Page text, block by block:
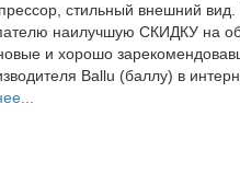
стильный внешний
наилучшую СКИДКУ на
и хорошо
Ballu (баллу) в